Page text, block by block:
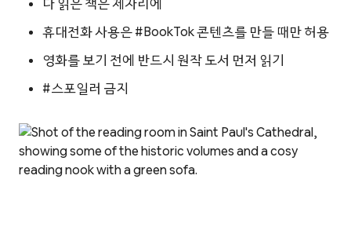
다 읽은 책은 제자리에
휴대전화 사용은 #BookTok 콘텐츠를 만들 때만 허용
영화를 보기 전에 반드시 원작 도서 먼저 읽기
#스포일러 금지